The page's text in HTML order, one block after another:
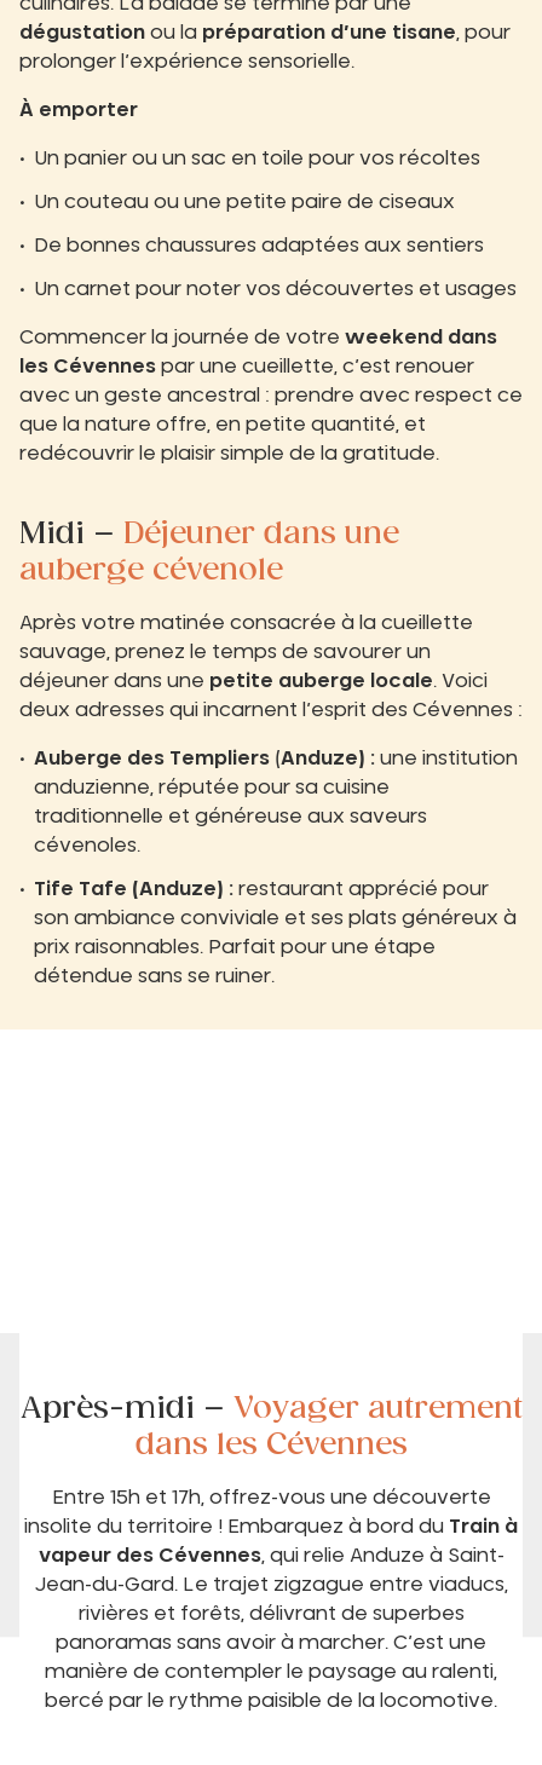
dégustation ou la préparation d’une tisane , pour
prolonger l’expérience sensorielle.
À emporter
Un panier ou un sac en toile pour vos récoltes
Un couteau ou une petite paire de ciseaux
De bonnes chaussures adaptées aux sentiers
Un carnet pour noter vos découvertes et usages
Commencer la journée de votre weekend dans
les Cévennes par une cueillette, c’est renouer
avec un geste ancestral : prendre avec respect ce
que la nature offre, en petite quantité, et
redécouvrir le plaisir simple de la gratitude.
Midi – Déjeuner dans une
auberge cévenole
Après votre matinée consacrée à la cueillette
sauvage, prenez le temps de savourer un
déjeuner dans une petite auberge locale. Voici
deux adresses qui incarnent l’esprit des Cévennes :
Auberge des Templiers (Anduze) : une institution
anduzienne, réputée pour sa cuisine
traditionnelle et généreuse aux saveurs
cévenoles.
Tife Tafe (Anduze) : restaurant apprécié pour
son ambiance conviviale et ses plats généreux à
prix raisonnables. Parfait pour une étape
détendue sans se ruiner.
Après-midi – Voyager autrement
dans les Cévennes
Entre 15h et 17h, offrez-vous une découverte
insolite du territoire ! Embarquez à bord du Train à
vapeur des Cévennes, qui relie Anduze à Saint-
Jean-du-Gard. Le trajet zigzague entre viaducs,
rivières et forêts, délivrant de superbes
panoramas sans avoir à marcher. C’est une
manière de contempler le paysage au ralenti,
bercé par le rythme paisible de la locomotive.